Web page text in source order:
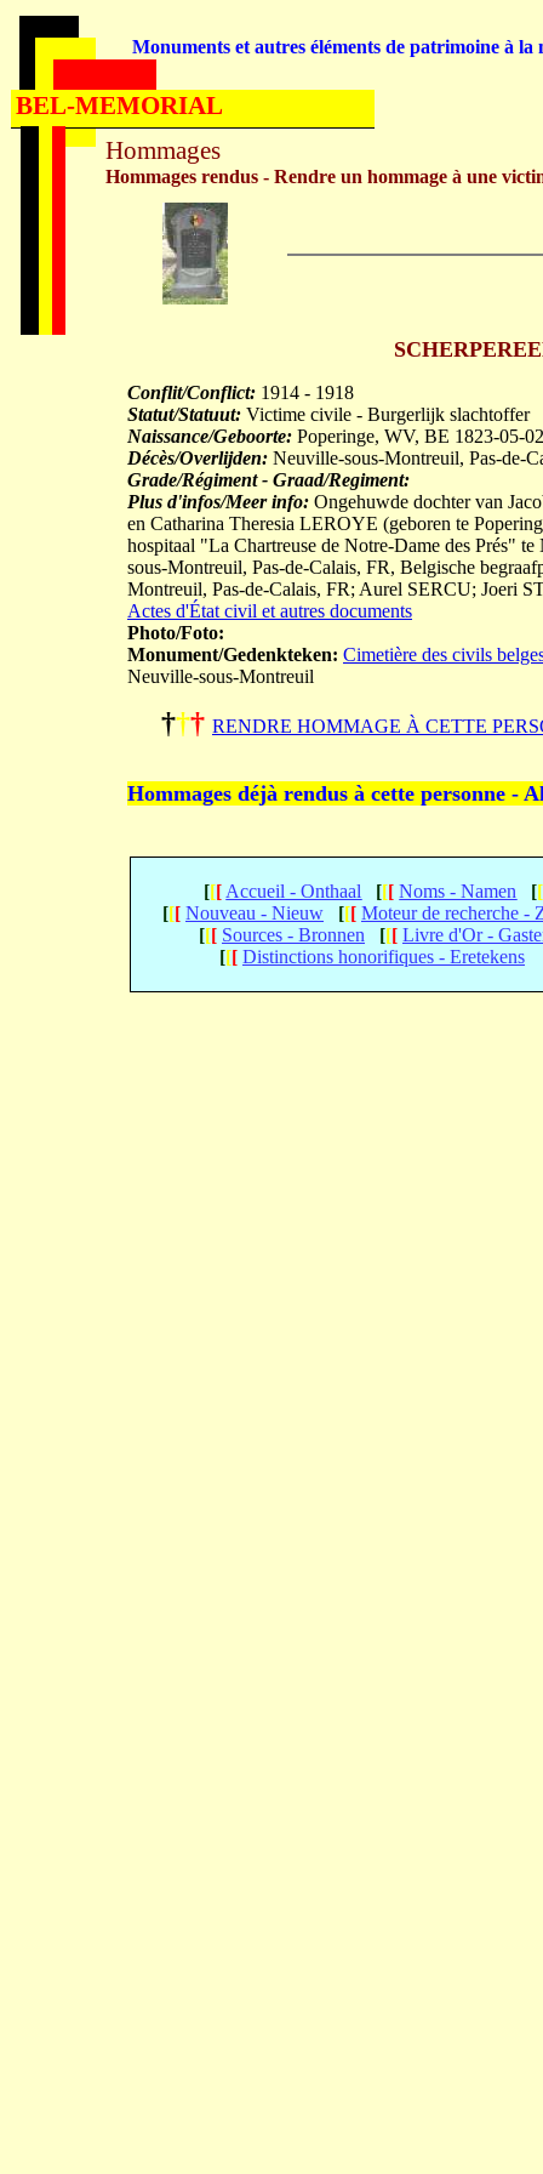
Conflit/Conflict: 1914 - 1918
Statut/Statuut: Victime civile - Burgerlijk slachtoffer
Naissance/Geboorte: Poperinge, WV, BE 1823-05-02
Décès/Overlijden: Neuville-sous-Montreuil, Pas-de-
Grade/Régiment - Graad/Regiment:
Plus d'infos/Meer info: Ongehuwde dochter van
en Catharina Theresia LEROYE (geboren te
hospitaal "La Chartreuse de Notre-Dame des Prés"
sous-Montreuil, Pas-de-Calais, FR, Belgische
Montreuil, Pas-de-Calais, FR; Aurel SERCU; Joeri
Actes d'État civil et autres documents
Photo/Foto:
Monument/Gedenkteken: Cimetière des civils
Neuville-sous-Montreuil
††† RENDRE HOMMAGE À CETTE
Hommages déjà rendus à cette personne -
[[[ Accueil - Onthaal [[[ Noms - Namen [[
[[[ Nouveau - Nieuw [[[ Moteur de recherche -
[[[ Sources - Bronnen [[[ Livre d'Or -
[[[ Distinctions honorifiques - Eretekens
Hommages
Hommages rendus - Rendre un hommage à une
Monuments et autres éléments de patrimoine à la
BEL-MEMORIAL